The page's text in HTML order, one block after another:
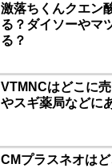
激落ちくんクエン
る？ダイソーやマ
る？
VTMNCはどこに
やスギ薬局などに
CMプラスネオは